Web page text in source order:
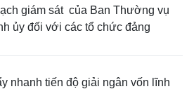
giám sát của Ban Thường vụ
ủy đối với các tổ chức đảng
nhanh tiến độ giải ngân vốn lĩnh